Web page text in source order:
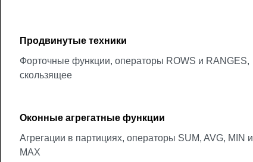
Продвинутые техники
Форточные функции, операторы ROWS и RANGES,
скользящее
Оконные агрегатные функции
Агрегации в партициях, операторы SUM, AVG, MIN и
MAX